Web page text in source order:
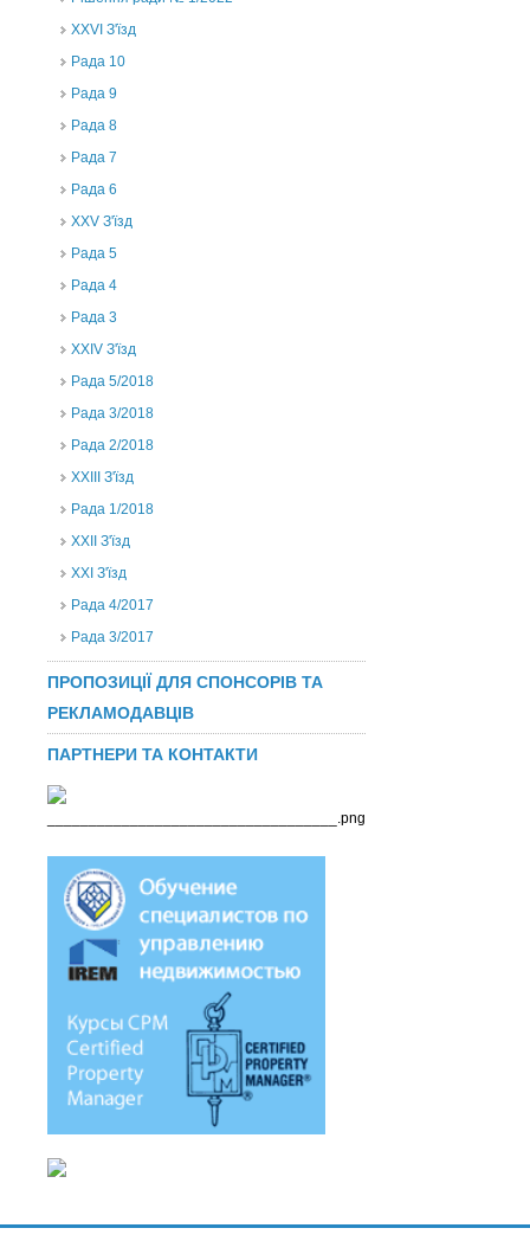
XXVI З'їзд
Рада 10
Рада 9
Рада 8
Рада 7
Рада 6
XXV З'їзд
Рада 5
Рада 4
Рада 3
ХХIV З'їзд
Рада 5/2018
Рада 3/2018
Рада 2/2018
XXIII З'їзд
Рада 1/2018
ХХІІ З'їзд
XXI З'їзд
Рада 4/2017
Рада 3/2017
ПРОПОЗИЦІЇ ДЛЯ СПОНСОРІВ ТА
РЕКЛАМОДАВЦІВ
ПАРТНЕРИ ТА КОНТАКТИ